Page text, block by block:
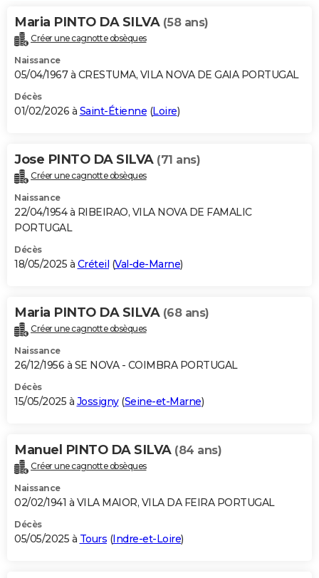
Alimentation
Guide de la santé
Maladies
Médicaments
Sommeil
VOYAGE
Destinations
City break
Voyage nature
Voyage de noces
Forum
Climat
+PHOTO
GUIDES D'ACHAT
BONS PLANS
Carte de Noël
Carte Bonne année
Carte Saint-Valentin
Carte Pâques
Carte d'anniversaire
DICTIONNAIRE
Dictionnaire
Biographies
Citations
Expressions
Proverbes
PROGRAMME TV
COPAINS D'AVANT
S'inscrire
Se connecter
Lycées
Collèges
Primaires
Universités
Entreprises
Service militaire
Avis de recherche
AVIS DE DÉCÈS
Bricolage
Lifestyle
Culture
Sport
Auto
Television
Voyage
Cinema
Maria PINTO DA SILVA (58 ans)
Créer une cagnotte obsèques
Naissance
05/04/1967 à CRESTUMA, VILA NOVA DE GAIA PORTUGAL
Décès
01/02/2026 à Saint-Étienne (Loire)
Jose PINTO DA SILVA (71 ans)
Créer une cagnotte obsèques
Naissance
22/04/1954 à RIBEIRAO, VILA NOVA DE FAMALIC
PORTUGAL
Décès
18/05/2025 à Créteil (Val-de-Marne)
Maria PINTO DA SILVA (68 ans)
Créer une cagnotte obsèques
Naissance
26/12/1956 à SE NOVA - COIMBRA PORTUGAL
Décès
15/05/2025 à Jossigny(Seine-et-Marne)
Manuel PINTO DA SILVA (84 ans)
Créer une cagnotte obsèques
Naissance
02/02/1941 à VILA MAIOR, VILA DA FEIRA PORTUGAL
Décès
05/05/2025 à Tours (Indre-et-Loire)